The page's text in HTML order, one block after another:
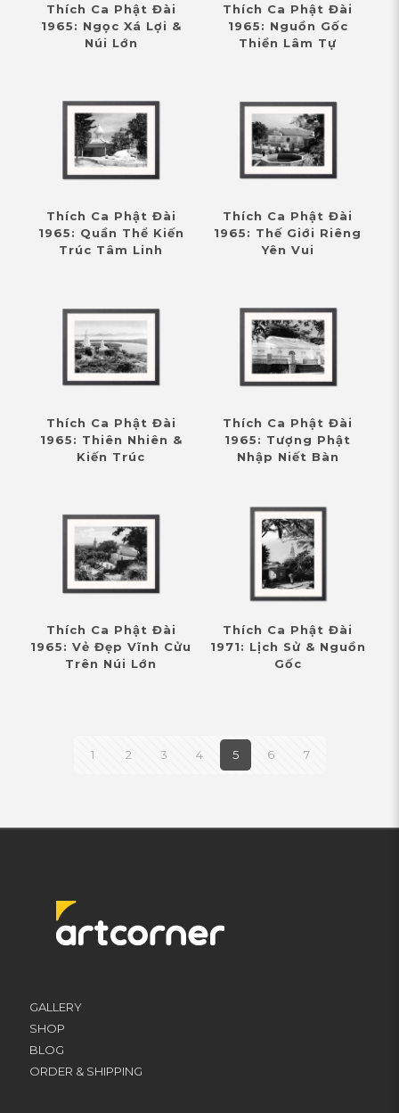
Thích Ca Phật Đài
1965: Ngọc Xá Lợi &
Núi Lớn
Thích Ca Phật Đài
1965: Nguồn Gốc
Thiền Lâm Tự
Thích Ca Phật Đài
1965: Quần Thể Kiến
Trúc Tâm Linh
Thích Ca Phật Đài
1965: Thế Giới Riêng
Yên Vui
Thích Ca Phật Đài
1965: Thiên Nhiên &
Kiến Trúc
Thích Ca Phật Đài
1965: Tượng Phật
Nhập Niết Bàn
Thích Ca Phật Đài
1965: Vẻ Đẹp Vĩnh Cửu
Trên Núi Lớn
Thích Ca Phật Đài
1971: Lịch Sử & Nguồn
Gốc
1 2 3 4 5 6 7
GALLERY
SHOP
BLOG
ORDER & SHIPPING